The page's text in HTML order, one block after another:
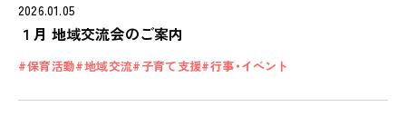
2026.01.05
１月 地域交流会のご案内
保育活動 地域交流 子育て支援 行事・イベント